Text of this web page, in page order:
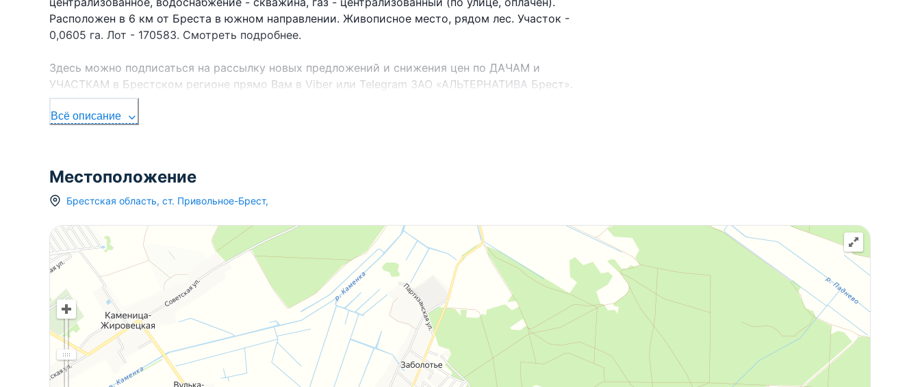
Расположен в 6 км от Бреста в южном направлении. Живописное место, рядом лес. Участок -
0,0605 га. Лот - 170583. Смотреть подробнее.
Здесь можно подписаться на рассылку новых предложений и снижения цен по ДАЧАМ и
УЧАСТКАМ в Брестском регионе прямо Вам в Viber или Telegram ЗАО «АЛЬТЕРНАТИВА Брест».
УНП 291427570 Лицензия № 02240/303 от 02.02.2016г. Договор номер 583/1 от 14.03.2017
Всё описание
Местоположение
Брестская область, ст. Привольное-Брест,